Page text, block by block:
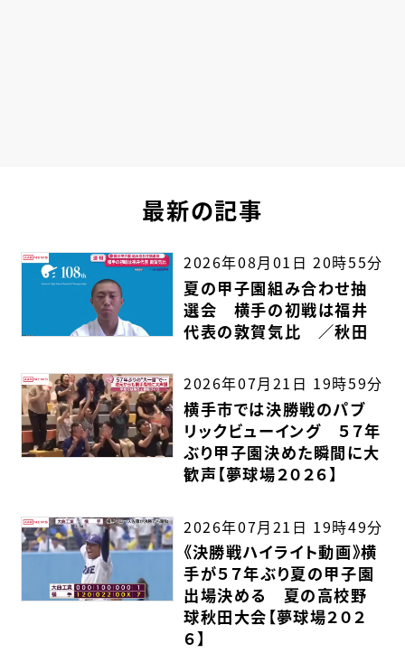
最新の記事
2026年08月01日 20時55分
夏の甲子園組み合わせ抽
選会 横手の初戦は福井
代表の敦賀気比 ／秋田
2026年07月21日 19時59分
横手市では決勝戦のパブ
リックビューイング ５７年
ぶり甲子園決めた瞬間に大
歓声【夢球場２０２６】
2026年07月21日 19時49分
《決勝戦ハイライト動画》横
手が５７年ぶり夏の甲子園
出場決める 夏の高校野
球秋田大会【夢球場２０２
６】